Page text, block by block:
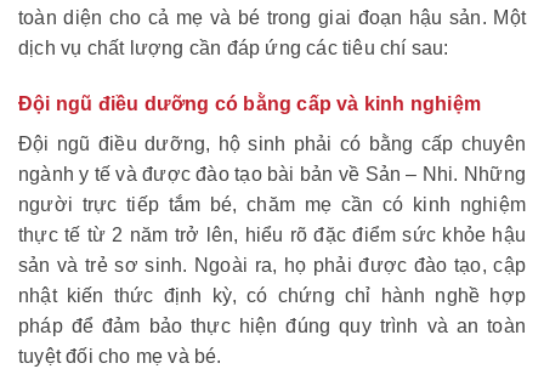
toàn diện cho cả mẹ và bé trong giai đoạn hậu sản. Một
dịch vụ chất lượng cần đáp ứng các tiêu chí sau:
Đội ngũ điều dưỡng có bằng cấp và kinh nghiệm
Đội ngũ điều dưỡng, hộ sinh phải có bằng cấp chuyên
ngành y tế và được đào tạo bài bản về Sản – Nhi. Những
người trực tiếp tắm bé, chăm mẹ cần có kinh nghiệm
thực tế từ 2 năm trở lên, hiểu rõ đặc điểm sức khỏe hậu
sản và trẻ sơ sinh. Ngoài ra, họ phải được đào tạo, cập
nhật kiến thức định kỳ, có chứng chỉ hành nghề hợp
pháp để đảm bảo thực hiện đúng quy trình và an toàn
tuyệt đối cho mẹ và bé.